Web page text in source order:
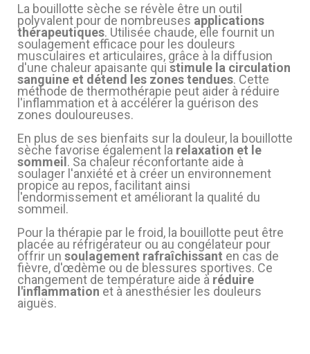
La bouillotte sèche se révèle être un outil
polyvalent pour de nombreuses applications
thérapeutiques. Utilisée chaude, elle fournit un
soulagement efficace pour les douleurs
musculaires et articulaires, grâce à la diffusion
d'une chaleur apaisante quistimule la circulation
sanguine et détend les zones tendues. Cette
méthode de thermothérapie peut aider à réduire
l'inflammation et à accélérer la guérison des
zones douloureuses.
En plus de ses bienfaits sur la douleur, la bouillotte
sèche favorise également la relaxation et le
sommeil. Sa chaleur réconfortante aide à
soulager l'anxiété et à créer un environnement
propice au repos, facilitant ainsi
l'endormissement et améliorant la qualité du
sommeil.
Pour la thérapie par le froid, la bouillotte peut être
placée au réfrigérateur ou au congélateur pour
offrir un soulagement rafraîchissant en cas de
fièvre, d'œdème ou de blessures sportives. Ce
changement de température aide à réduire
l'inflammation et à anesthésier les douleurs
aiguës.